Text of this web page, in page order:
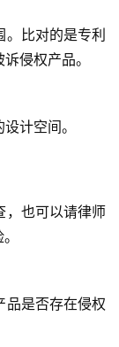
比对的是专利
侵权产品。
计空间。
，也可以请律师
品是否存在侵权